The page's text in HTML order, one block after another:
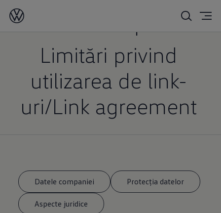
Datele companiei
Limitări privind
utilizarea de link-
uri/Link agreement
Datele companiei Protecţia datelor
Aspecte juridice